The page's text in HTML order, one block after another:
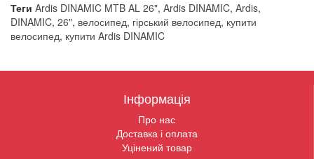
Теги Ardis DINAMIC MTB AL 26", Ardis DINAMIC, Ardis,
DINAMIC, 26", велосипед, гірський велосипед, купити
велосипед, купити Ardis DINAMIC
Інформація
Про нас
Доставка і оплата
Уцінений товар